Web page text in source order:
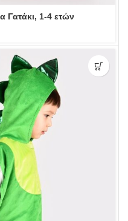
Γατάκι, 1-4 ετών